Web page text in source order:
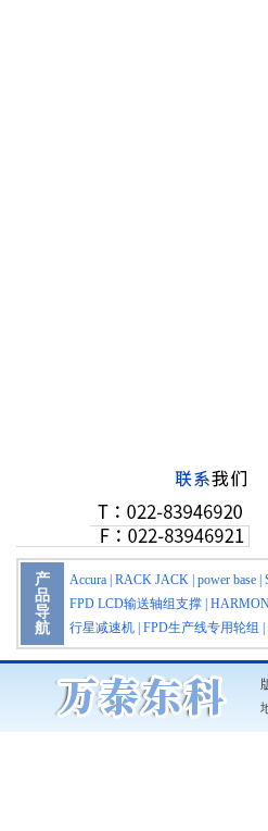
产
品
导
航
Accura RACK JACK power base
FPD LCD输送轴组支撑
行星减速机 FPD生产线专用轮组